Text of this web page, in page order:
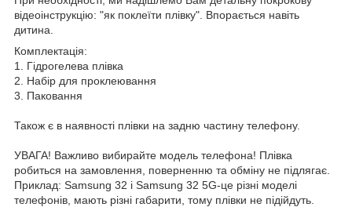
відеоінструкцію: "як поклеїти плівку". Впорається навіть
дитина.
Комплектація:
1. Гідрогелева плівка
2. Набір для проклеювання
3. Паковання
Також є в наявності плівки на задню частину телефону.
УВАГА! Важливо вибирайте модель телефона! Плівка
робиться на замовлення, поверненню та обміну не підлягає.
Приклад: Samsung 32 і Samsung 32 5G-це різні моделі
телефонів, мають різні габарити, тому плівки не підійдуть.